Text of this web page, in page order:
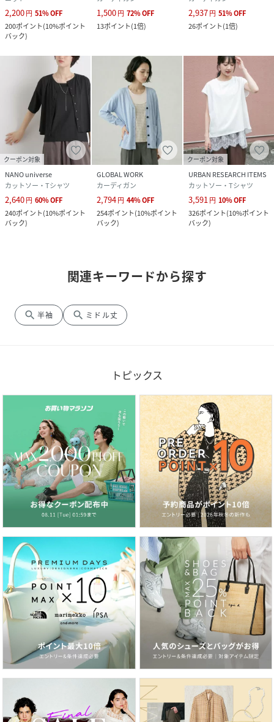
2,200円 51%OFF
200ポイント(10%ポイント
バック)
1,500円 72%OFF
13ポイント(1倍)
2,937円 51%OFF
26ポイント(1倍)
クーポン対象
NANO universe
カットソー・Tシャツ
2,640円 60%OFF
240ポイント(10%ポイント
バック)
GLOBAL WORK
カーディガン
2,794円 44%OFF
254ポイント(10%ポイント
バック)
クーポン対象
URBAN RESEARCH ITEMS
カットソー・Tシャツ
3,591 円 10%OFF
326ポイント(10%ポイント
バック)
関連キーワードから探す
search 半袖 search ミドル丈
トピックス